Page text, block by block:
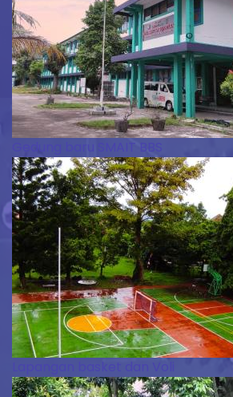
Gedung baru SMAIT BBS
Lapangan basket dan Voli